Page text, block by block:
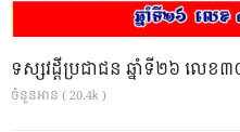
ទស្សវដ្តីប្រជាជន ឆ្នាំទី២៦ លេខ៣
ចំនួនអាន ( 20.4k )